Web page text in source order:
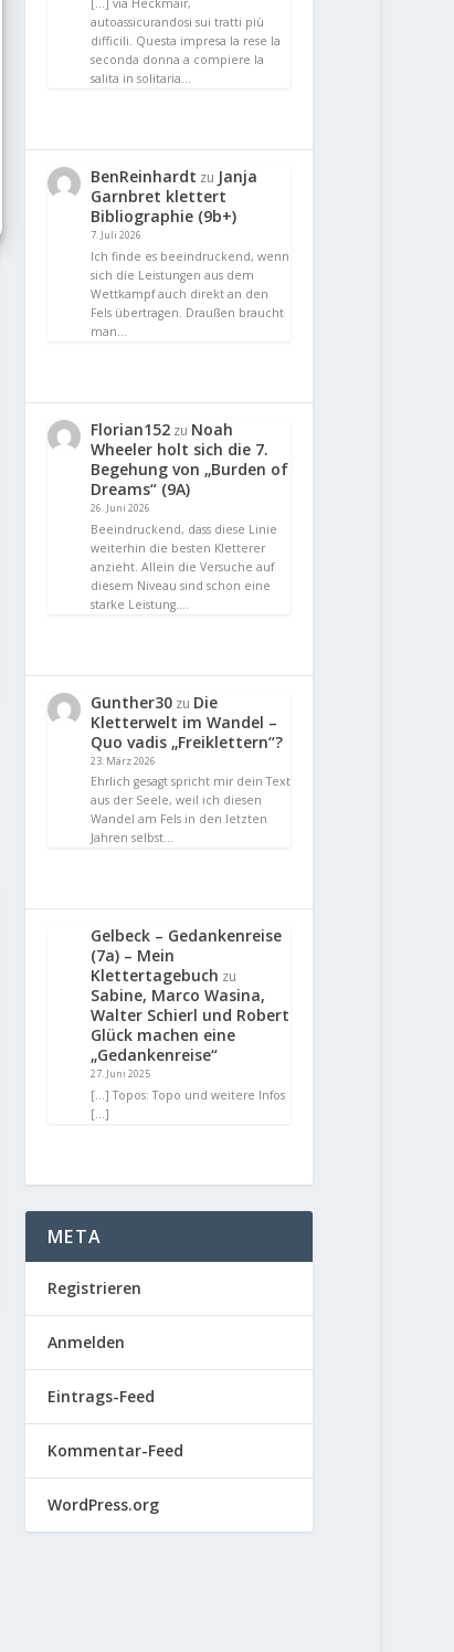
[…] via Heckmair,
autoassicurandosi sui tratti più
difficili. Questa impresa la rese la
seconda donna a compiere la
salita in solitaria…
BenReinhardt zu Janja
Garnbret klettert
Bibliographie (9b+)
7. Juli 2026
Ich finde es beeindruckend, wenn
sich die Leistungen aus dem
Wettkampf auch direkt an den
Fels übertragen. Draußen braucht
man…
Florian152 zu Noah
Wheeler holt sich die 7.
Begehung von „Burden of
Dreams“ (9A)
26. Juni 2026
Beeindruckend, dass diese Linie
weiterhin die besten Kletterer
anzieht. Allein die Versuche auf
diesem Niveau sind schon eine
starke Leistung.…
Gunther30 zu Die
Kletterwelt im Wandel –
Quo vadis „Freiklettern“?
23. März 2026
Ehrlich gesagt spricht mir dein Text
aus der Seele, weil ich diesen
Wandel am Fels in den letzten
Jahren selbst…
Gelbeck – Gedankenreise
(7a) – Mein
Klettertagebuch zu
Sabine, Marco Wasina,
Walter Schierl und Robert
Glück machen eine
„Gedankenreise“
27. Juni 2025
[…] Topos: Topo und weitere Infos
[…]
META
Registrieren
Anmelden
Eintrags-Feed
Kommentar-Feed
WordPress.org